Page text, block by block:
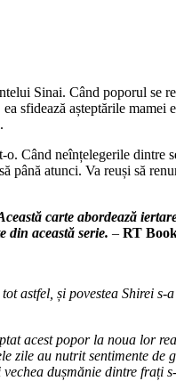
Sinai. Când poporul se
sfidează așteptările
Când neînțelegerile dintre
atunci. Va reuși să
carte abordează
din această serie. – RT
astfel, și povestea Shirei
acest popor la noua lor
au nutrit sentimente de
dușmănie dintre frați